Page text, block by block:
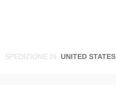
SPEDIZIONE IN UNITED STATES